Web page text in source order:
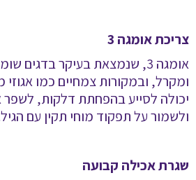
צריכת אומגה 3
אומגה 3, שנמצאת בעיקר בדגים
ומקרל, ובמקורות צמחיים כמו אגוזי
יכולה לסייע בהפחתת דלקות,
ולשמור על תפקוד מוחי תקין עם הגיל
שגרת אכילה קבועה